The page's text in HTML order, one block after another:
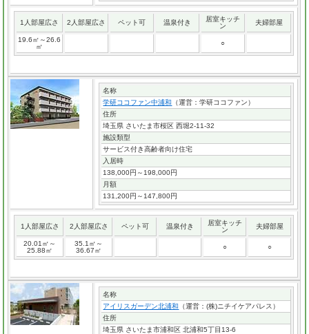
1人部屋広さ 2人部屋広さ ペット可 温泉付き
居室キッチ
ン
夫婦部屋
19.6㎡～26.6
㎡
○
名称
学研ココファン中浦和
（運営：学研ココファン）
住所
埼玉県 さいたま市桜区 西堀2-11-32
施設類型
サービス付き高齢者向け住宅
入居時
138,000円～198,000円
月額
131,200円～147,800円
1人部屋広さ 2人部屋広さ ペット可 温泉付き
居室キッチ
ン
夫婦部屋
20.01㎡～
25.88㎡
35.1㎡～
36.67㎡
○ ○
名称
アイリスガーデン北浦和
（運営：(株)ニチイケアパレス）
住所
埼玉県 さいたま市浦和区 北浦和5丁目13-6